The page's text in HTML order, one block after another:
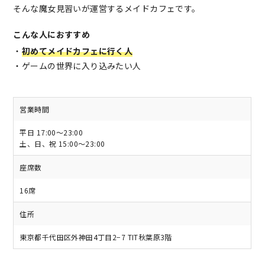
そんな魔女見習いが運営するメイドカフェです。
こんな人におすすめ
・ 初めてメイドカフェに行く人
・ゲームの世界に入り込みたい人
営業時間
平日 17:00～23:00
土、日、祝 15:00～23:00
座席数
16席
住所
東京都千代田区外神田4丁目2−7 TIT秋葉原3階